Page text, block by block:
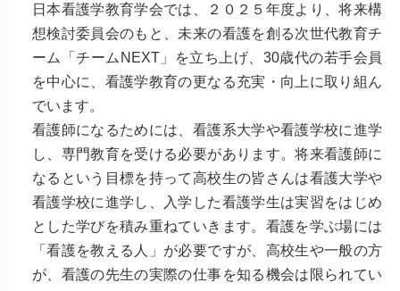
日本看護学教育学会では、２０２５年度より、将来構
想検討委員会のもと、未来の看護を創る次世代教育チ
ーム「チームNEXT」を立ち上げ、30歳代の若手会員
を中心に、看護学教育の更なる充実・向上に取り組ん
でいます。
看護師になるためには、看護系大学や看護学校に進学
し、専門教育を受ける必要があります。将来看護師に
なるという目標を持って高校生の皆さんは看護大学や
看護学校に進学し、入学した看護学生は実習をはじめ
とした学びを積み重ねていきます。看護を学ぶ場には
「看護を教える人」が必要ですが、高校生や一般の方
が、看護の先生の実際の仕事を知る機会は限られてい